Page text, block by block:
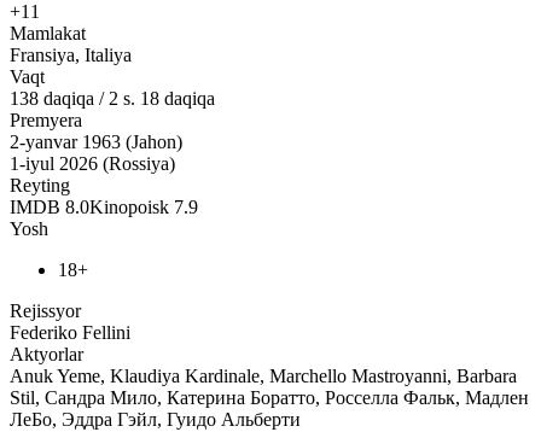
+11
Mamlakat
Fransiya, Italiya
Vaqt
138 daqiqa /2 s. 18 daqiqa
Premyera
2-yanvar 1963 (Jahon)
1-iyul 2026 (Rossiya)
Reyting
IMDB 8.0Kinopoisk 7.9
Yosh
18+
Rejissyor
Federiko Fellini
Aktyorlar
Anuk Yeme, Klaudiya Kardinale, Marchello Mastroyanni, Barbara
Stil, Сандра Мило, Катерина Боратто, Росселла Фальк, Мадлен
ЛеБо, Эддра Гэйл, Гуидо Альберти